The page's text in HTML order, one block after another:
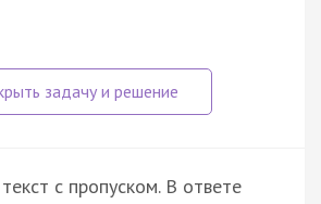
с пропуском. В ответе